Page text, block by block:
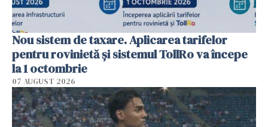
Nou sistem de taxare. Aplicarea tarifelor
pentru rovinietă şi sistemul TollRo va începe
la 1 octombrie
07 AUGUST 2026